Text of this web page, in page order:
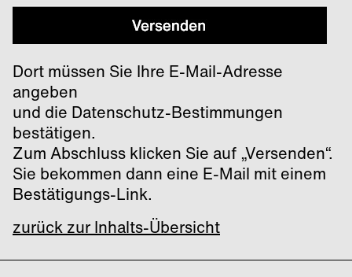
Dort müssen Sie Ihre E-Mail-Adresse
angeben
und die Datenschutz-Bestimmungen
bestätigen.
Zum Abschluss klicken Sie auf „Versenden“.
Sie bekommen dann eine E-Mail mit einem
Bestätigungs-Link.
zurück zur Inhalts-Übersicht